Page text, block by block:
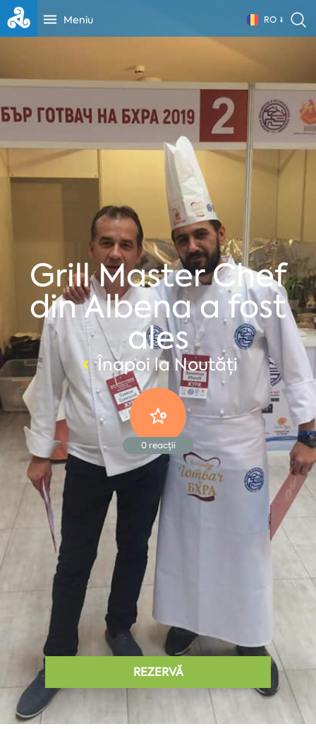
Meniu RO
Grill Master Chef
din Albena a fost
ales
Înapoi la Noutăți
0reacții
REZERVĂ